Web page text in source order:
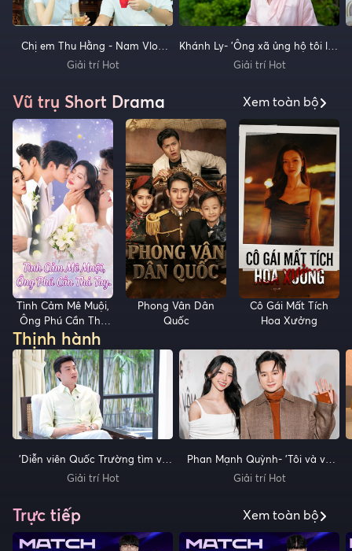
Chị em Thu Hằng - Nam Vlog
kết hợp ăn ý khi vào bếp
Giải trí Hot
Khánh Ly- 'Ông xã ủng hộ tôi lấy
bằng tiến sĩ'
Giải trí Hot
Vũ trụ Short Drama Xem toàn bộ
Tình Cảm Mê Muội,
Ông Phú Cần Thả
Tay
Phong Vân Dân
Quốc
Cô Gái Mất Tích
Hoa Xưởng
Thịnh hành
'Diễn viên Quốc Trường tìm về
Phật pháp
Giải trí Hot
Phan Mạnh Quỳnh- 'Tôi và vợ
không giận nhau quá một ngày'
Giải trí Hot
Trực tiếp Xem toàn bộ